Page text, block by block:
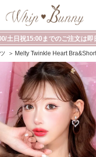
土日祝15:00までのご注文は
Melty Twinkle Heart